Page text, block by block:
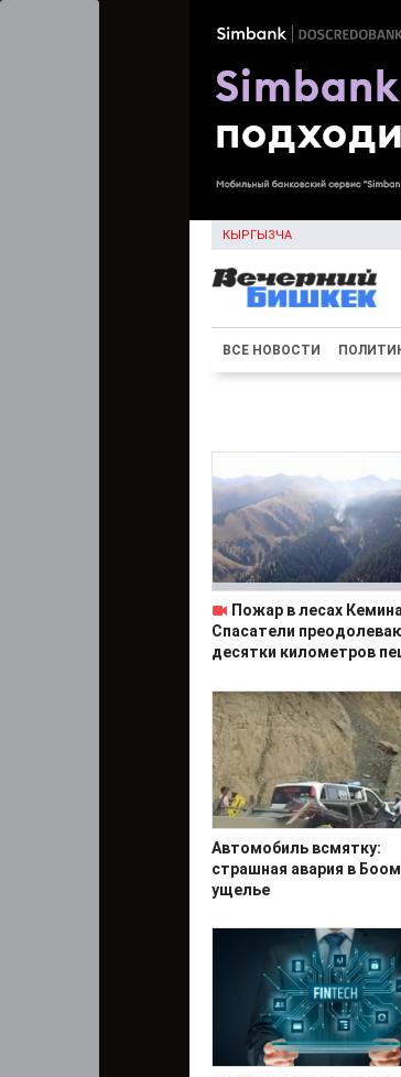
КЫРГЫЗЧА
ВСЕ НОВОСТИ
Пожар в лесах
Спасатели
десятки километров
Автомобиль всмятку:
страшная авария в
ущелье